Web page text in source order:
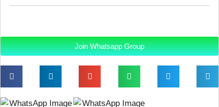
Join Whatsapp Group